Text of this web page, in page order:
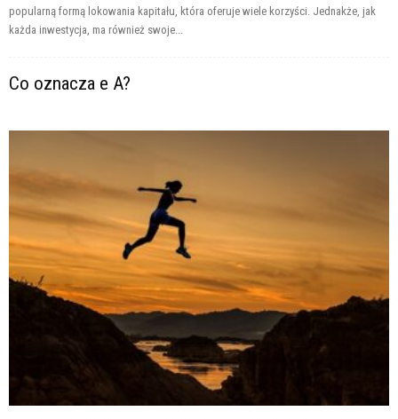
popularną formą lokowania kapitału, która oferuje wiele korzyści. Jednakże, jak
każda inwestycja, ma również swoje...
Co oznacza e A?